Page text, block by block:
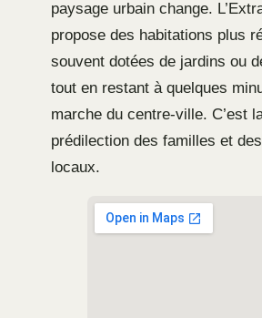
paysage urbain change.
propose des habitations plus
souvent dotées de jardins ou
tout en restant à quelques
marche du centre-ville. C’est
prédilection des familles et
locaux.